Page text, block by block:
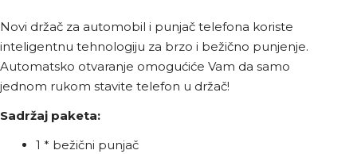
Novi držač za automobil i punjač telefona koriste
inteligentnu tehnologiju za brzo i bežično punjenje.
Automatsko otvaranje omogućiće Vam da samo
jednom rukom stavite telefon u držač!
Sadržaj paketa:
1 * bežični punjač